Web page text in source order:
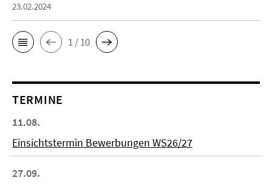
23.02.2024
1 / 10
TERMINE
11.08.
Einsichtstermin Bewerbungen WS26/27
27.09.